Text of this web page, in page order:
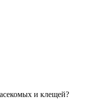
и клещей?